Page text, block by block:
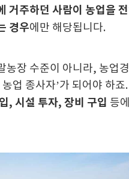
거주하던 사람이 농업을
경우에만 해당됩니다.
농장 수준이 아니라, 농업
농업 종사자’가 되어야 하
, 시설 투자, 장비 구입 등